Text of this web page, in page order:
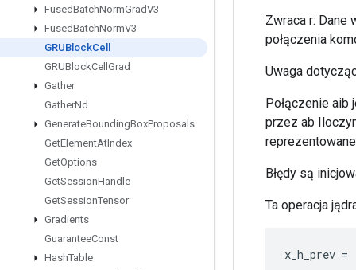
FusedBatchNormGradV3
FusedBatchNormV3
GRUBlockCell
GRUBlockCell Grad
Gather
GatherNd
GenerateBoundingBoxProposals
GetElementAtIndex
GetOptions
GetSessionHandle
GetSessionTensor
Gradients
GuaranteeConst
HashTable
Zwraca r: Dane
połączenia
Uwaga
Połączenie
przez ab
Błędy są
Ta operacja
x_h_prev =